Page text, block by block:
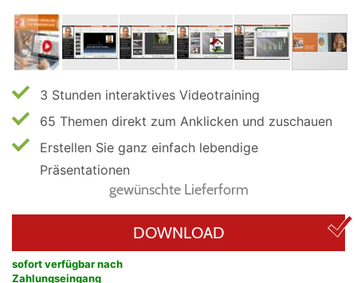
3 Stunden interaktives Videotraining
65 Themen direkt zum Anklicken und zuschauen
Erstellen Sie ganz einfach lebendige
Präsentationen
gewünschte Lieferform
DOWNLOAD
sofort verfügbar nach
Zahlungseingang